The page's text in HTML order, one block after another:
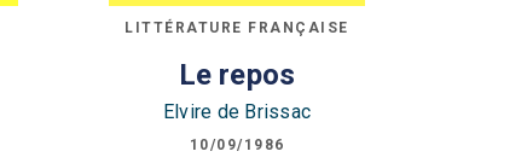
LITTÉRATURE FRANÇAISE
Le repos
Elvire de Brissac
10/09/1986